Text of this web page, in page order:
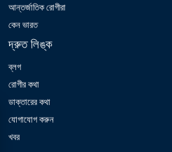
আন্তর্জাতিক রোগীরা
কেন ভারত
দ্রুত লিঙ্ক
ব্লগ
রোগীর কথা
ডাক্তারের কথা
যোগাযোগ করুন
খবর